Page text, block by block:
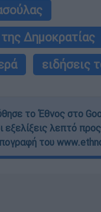
Δημοκρατίας
ειδήσεις
το Έθνος στο
εξελίξεις λεπτό
του